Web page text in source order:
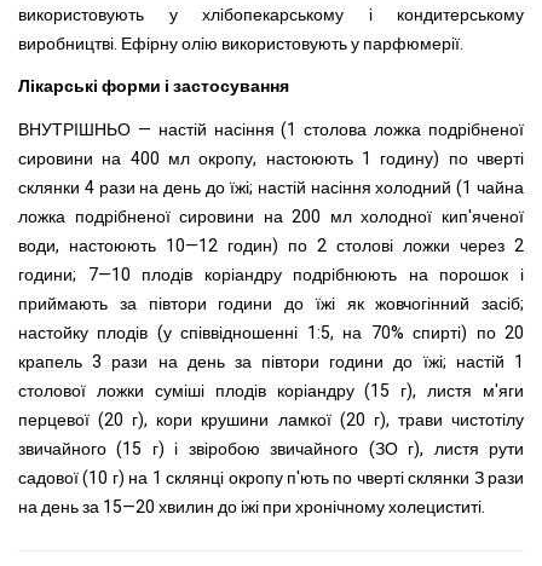
використовують у хлібопекарському і кондитерському
виробництві. Ефірну олію використовують у парфюмерії.
Лікарські форми і застосування
ВНУТРІШНЬО — настій насіння (1 столова ложка подрібненої
сировини на 400 мл окропу, настоюють 1 годину) по чверті
склянки 4 рази на день до їжі; настій насіння холодний (1 чайна
ложка подрібненої сировини на 200 мл холодної кип'яченої
води, настоюють 10—12 годин) по 2 столові ложки через 2
години; 7—10 плодів коріандру подрібнюють на порошок і
приймають за півтори години до їжі як жовчогінний засіб;
настойку плодів (у співвідношенні 1:5, на 70% спирті) по 20
крапель 3 рази на день за півтори години до їжі; настій 1
столової ложки суміші плодів коріандру (15 г), листя м'яги
перцевої (20 г), кори крушини ламкої (20 г), трави чистотілу
звичайного (15 г) і звіробою звичайного (ЗО г), листя рути
садової (10 г) на 1 склянці окропу п'ють по чверті склянки З рази
на день за 15—20 хвилин до іжі при хронічному холециститі.